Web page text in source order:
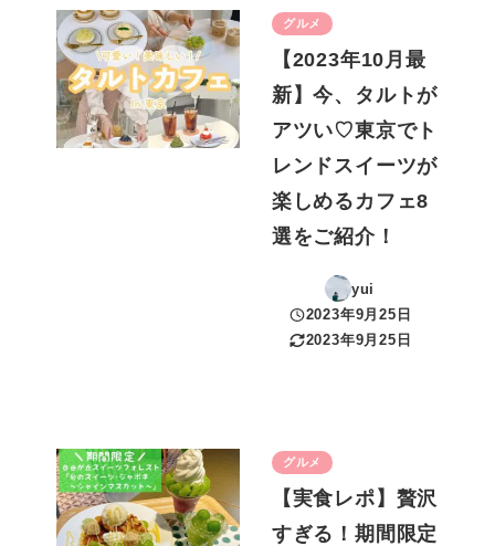
グルメ
【2023年10月最
新】今、タルトが
アツい♡東京でト
レンドスイーツが
楽しめるカフェ8
選をご紹介！
yui
投稿日
2023年9月25日
更新日
2023年9月25日
グルメ
【実食レポ】贅沢
すぎる！期間限定